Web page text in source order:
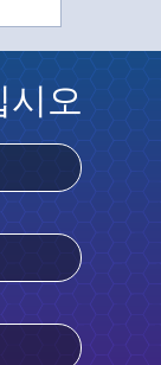
시오